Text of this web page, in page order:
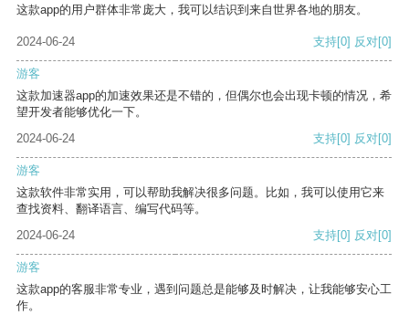
这款app的用户群体非常庞大，我可以结识到来自世界各地的朋友。
2024-06-24 支持[0] 反对[0]
游客
这款加速器app的加速效果还是不错的，但偶尔也会出现卡顿的情况，希
望开发者能够优化一下。
2024-06-24
支持[0] 反对[0]
游客
这款软件非常实用，可以帮助我解决很多问题。比如，我可以使用它来
查找资料、翻译语言、编写代码等。
2024-06-24
支持[0] 反对[0]
游客
这款app的客服非常专业，遇到问题总是能够及时解决，让我能够安心工
作。